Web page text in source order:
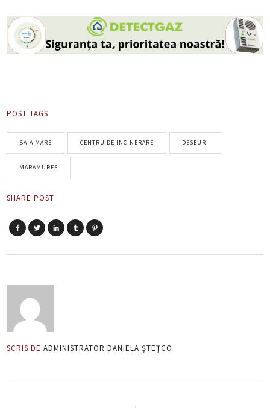
POST TAGS
BAIA MARE CENTRU DE INCINERARE DESEURI
MARAMURES
SHARE POST
SCRIS DE ADMINISTRATOR DANIELA ȘTEȚCO